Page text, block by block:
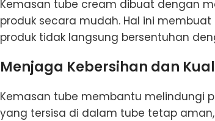
Kemasan tube cream dibuat dengan
produk secara mudah. Hal ini
produk tidak langsung bersentuhan
Menjaga Kebersihan dan
Kemasan tube membantu melindungi
yang tersisa di dalam tube tetap